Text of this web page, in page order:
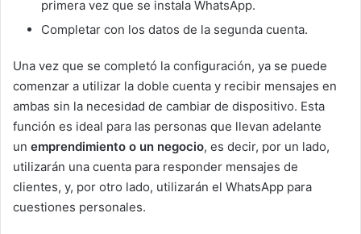
primera vez que se instala WhatsApp.
Completar con los datos de la segunda cuenta.
Una vez que se completó la configuración, ya se puede
comenzar a utilizar la doble cuenta y recibir mensajes en
ambas sin la necesidad de cambiar de dispositivo. Esta
función es ideal para las personas que llevan adelante
un emprendimiento o un negocio, es decir, por un lado,
utilizarán una cuenta para responder mensajes de
clientes, y, por otro lado, utilizarán el WhatsApp para
cuestiones personales.